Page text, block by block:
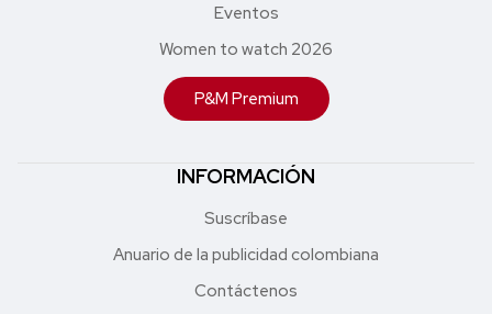
Eventos
Women to watch 2026
P&M Premium
INFORMACIÓN
Suscríbase
Anuario de la publicidad colombiana
Contáctenos